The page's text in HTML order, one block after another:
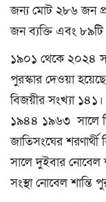
জন্য মোট ২৮৬ জন
জন ব্যক্তি এবং ৮৯টি
১৯০১ থেকে ২০২৪
পুরস্কার দেওয়া
বিজয়ীর সংখ্যা
১৯৪৪ ১৯৬৩ সালে
জাতিসংঘের
সালে দুইবার নোবেল
সংস্থা নোবেল শান্তি